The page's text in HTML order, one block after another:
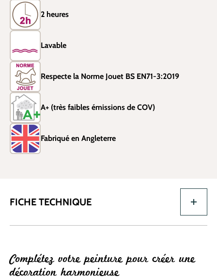
2 heures
Lavable
Respecte la Norme Jouet BS EN71-3:2019
A+ (très faibles émissions de COV)
Fabriqué en Angleterre
FICHE TECHNIQUE
Complétez votre peinture pour créer une
décoration harmonieuse